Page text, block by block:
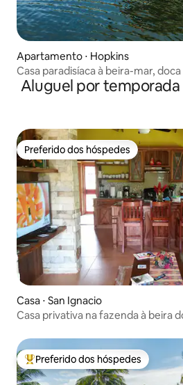
Apartamento ⋅ Hopkins
Casa paradisíaca à beira-mar,
Aluguel por temporada
Preferido dos hóspedes
Preferido dos hóspedes
Casa ⋅ San Ignacio
Casa privativa na fazenda à beira
Entre os melhores preferidos dos
Preferido dos hóspedes